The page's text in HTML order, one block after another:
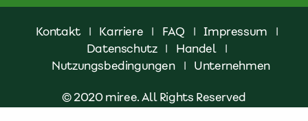
Kontakt | Karriere | FAQ | Impressum
|
Datenschutz | Handel
|
Nutzungsbedingungen
| Unternehmen
© 2020 miree. All Rights Reserved